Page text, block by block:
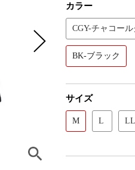
カラー
CGY-チャコー
BK-ブラック
サイズ
M L LL